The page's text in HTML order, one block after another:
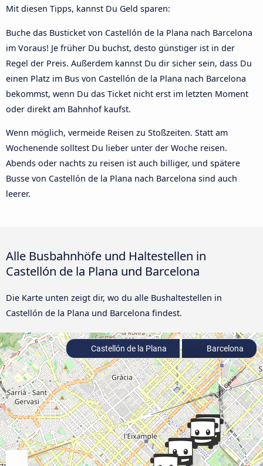
Mit diesen Tipps, kannst Du Geld sparen:
Buche das Busticket von Castellón de la Plana nach Barcelona
im Voraus! Je früher Du buchst, desto günstiger ist in der
Regel der Preis. Außerdem kannst Du dir sicher sein, dass Du
einen Platz im Bus von Castellón de la Plana nach Barcelona
bekommst, wenn Du das Ticket nicht erst im letzten Moment
oder direkt am Bahnhof kaufst.
Wenn möglich, vermeide Reisen zu Stoßzeiten. Statt am
Wochenende solltest Du lieber unter der Woche reisen.
Abends oder nachts zu reisen ist auch billiger, und spätere
Busse von Castellón de la Plana nach Barcelona sind auch
leerer.
Alle Busbahnhöfe und Haltestellen in
Castellón de la Plana und Barcelona
Die Karte unten zeigt dir, wo du alle Bushaltestellen in
Castellón de la Plana und Barcelona findest.
Castellón de la Plana Barcelona